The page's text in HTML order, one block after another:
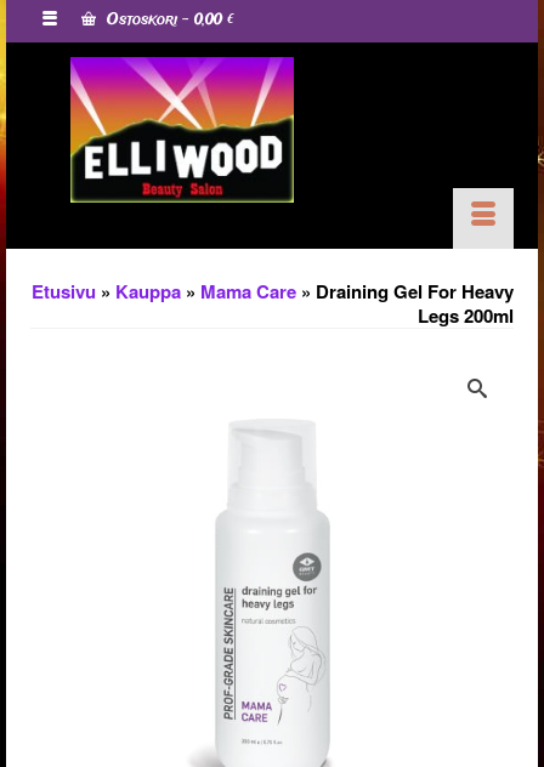
Ostoskori- 0,00€
Etusivu » Kauppa » Mama Care » Draining Gel For Heavy
Legs 200ml